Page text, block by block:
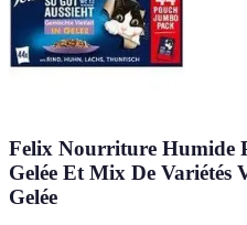
Felix Nourriture Humide
Gelée Et Mix De Variétés
Gelée